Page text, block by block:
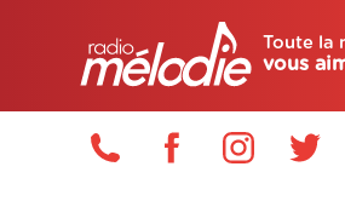
Toute la
vous